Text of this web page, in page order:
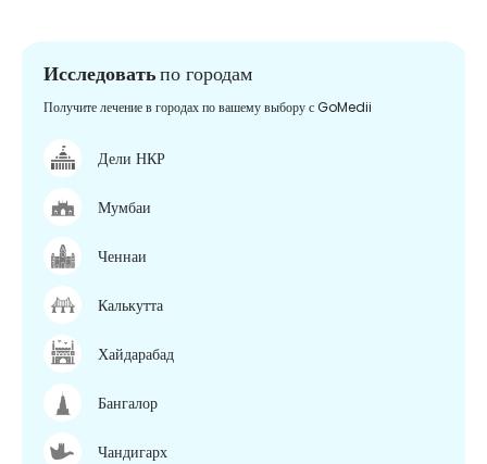
Исследоватьпо городам
Получите лечение в городах по вашему выбору с GoMedii
Дели НКР
Мумбаи
Ченнаи
Калькутта
Хайдарабад
Бангалор
Чандигарх